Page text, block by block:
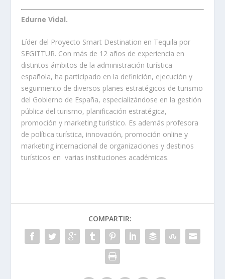
Edurne Vidal.
Líder del Proyecto Smart Destination en Tequila por
SEGITTUR. Con más de 12 años de experiencia en
distintos ámbitos de la administración turística
española, ha participado en la definición, ejecución y
seguimiento de diversos planes estratégicos de turismo
del Gobierno de España, especializándose en la gestión
pública del turismo, planificación estratégica,
promoción y marketing turístico. Es además profesora
de política turística, innovación, promoción online y
marketing internacional de organizaciones y destinos
turísticos en varias instituciones académicas.
COMPARTIR: